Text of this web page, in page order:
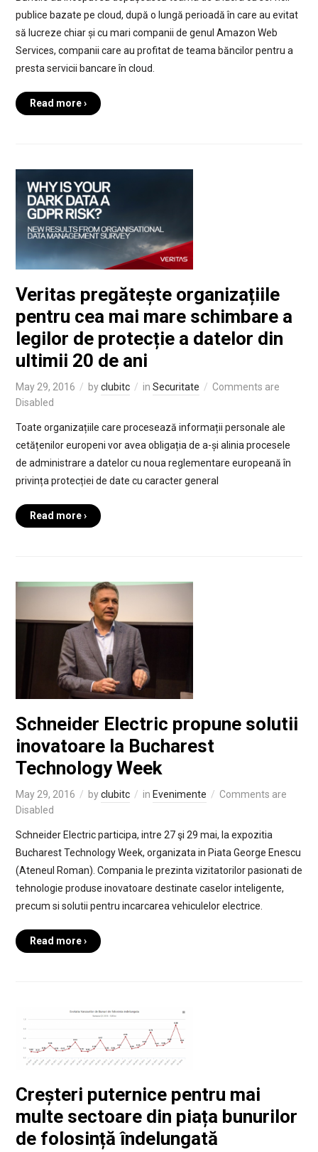
publice bazate pe cloud, după o lungă perioadă în care au evitat
să lucreze chiar și cu mari companii de genul Amazon Web
Services, companii care au profitat de teama băncilor pentru a
presta servicii bancare în cloud.
Read more ›
Veritas pregătește organizațiile
pentru cea mai mare schimbare a
legilor de protecție a datelor din
ultimii 20 de ani
May 29, 2016 byclubitc in Securitate
Comments are
Disabled
Toate organizațiile care procesează informații personale ale
cetățenilor europeni vor avea obligația de a-și alinia procesele
de administrare a datelor cu noua reglementare europeană în
privința protecției de date cu caracter general
Read more ›
Schneider Electric propune solutii
inovatoare la Bucharest
Technology Week
May 29, 2016 byclubitc in Evenimente
Comments are
Disabled
Schneider Electric participa, intre 27 şi 29 mai, la expozitia
Bucharest Technology Week, organizata in Piata George Enescu
(Ateneul Roman). Compania le prezinta vizitatorilor pasionati de
tehnologie produse inovatoare destinate caselor inteligente,
precum si solutii pentru incarcarea vehiculelor electrice.
Read more ›
Creșteri puternice pentru mai
multe sectoare din piața bunurilor
de folosință îndelungată